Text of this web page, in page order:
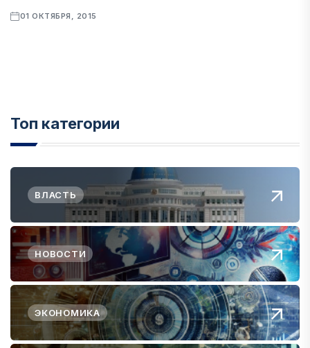
01 ОКТЯБРЯ, 2015
Топ категории
ВЛАСТЬ
НОВОСТИ
ЭКОНОМИКА